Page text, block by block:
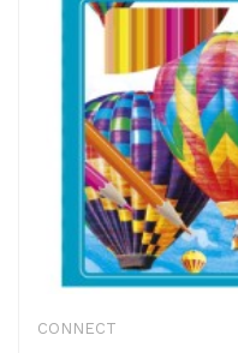
CONNECT